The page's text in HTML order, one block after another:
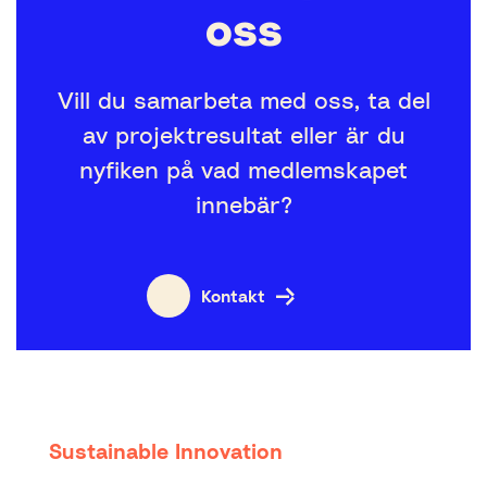
oss
Vill du samarbeta med oss, ta del
av projektresultat eller är du
nyfiken på vad medlemskapet
innebär?
Kontakt
Sustainable Innovation